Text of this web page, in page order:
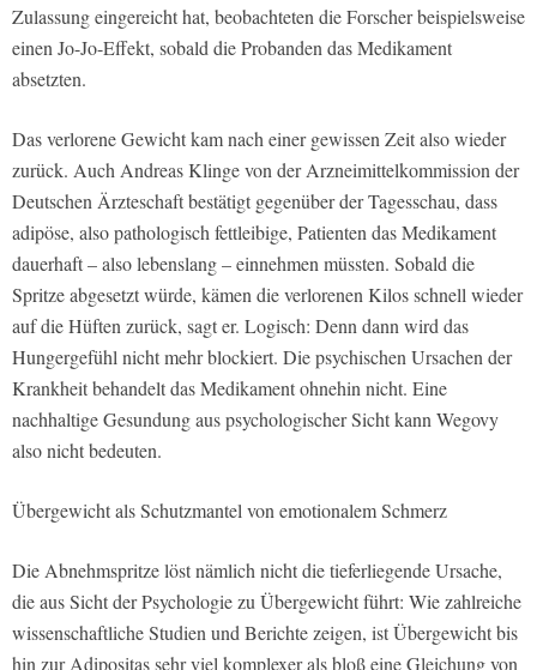
Zulassung eingereicht hat, beobachteten die Forscher beispielsweise
einen Jo-Jo-Effekt, sobald die Probanden das Medikament
absetzten.
Das verlorene Gewicht kam nach einer gewissen Zeit also wieder
zurück. Auch Andreas Klinge von der Arzneimittelkommission der
Deutschen Ärzteschaft bestätigt gegenüber der Tagesschau, dass
adipöse, also pathologisch fettleibige, Patienten das Medikament
dauerhaft – also lebenslang – einnehmen müssten. Sobald die
Spritze abgesetzt würde, kämen die verlorenen Kilos schnell wieder
auf die Hüften zurück, sagt er. Logisch: Denn dann wird das
Hungergefühl nicht mehr blockiert. Die psychischen Ursachen der
Krankheit behandelt das Medikament ohnehin nicht. Eine
nachhaltige Gesundung aus psychologischer Sicht kann Wegovy
also nicht bedeuten.
Übergewicht als Schutzmantel von emotionalem Schmerz
Die Abnehmspritze löst nämlich nicht die tieferliegende Ursache,
die aus Sicht der Psychologie zu Übergewicht führt: Wie zahlreiche
wissenschaftliche Studien und Berichte zeigen, ist Übergewicht bis
hin zur Adipositas sehr viel komplexer als bloß eine Gleichung von